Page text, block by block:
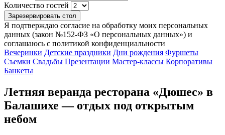
Количество гостей
Зарезервировать стол
Я подтверждаю согласие на обработку моих персональных
данных (закон №152-ФЗ «О персональных данных») и
соглашаюсь с политикой конфиденциальности
Вечеринки Детские праздники Дни рождения Фуршеты
Съемки Свадьбы Презентации Мастер-классы Корпоративы
Банкеты
Летняя веранда ресторана «Дюшес» в
Балашихе — отдых под открытым
небом